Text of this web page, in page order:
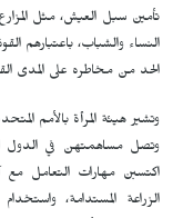
تأمين سبل العيش، مثل
النساء والشباب، باعتبارهم
الحد من مخاطره على المدى
وتشير هيئة المرأة بالأمم
اكتسبن مهارات التعامل مع
الزراعة المستدامة،